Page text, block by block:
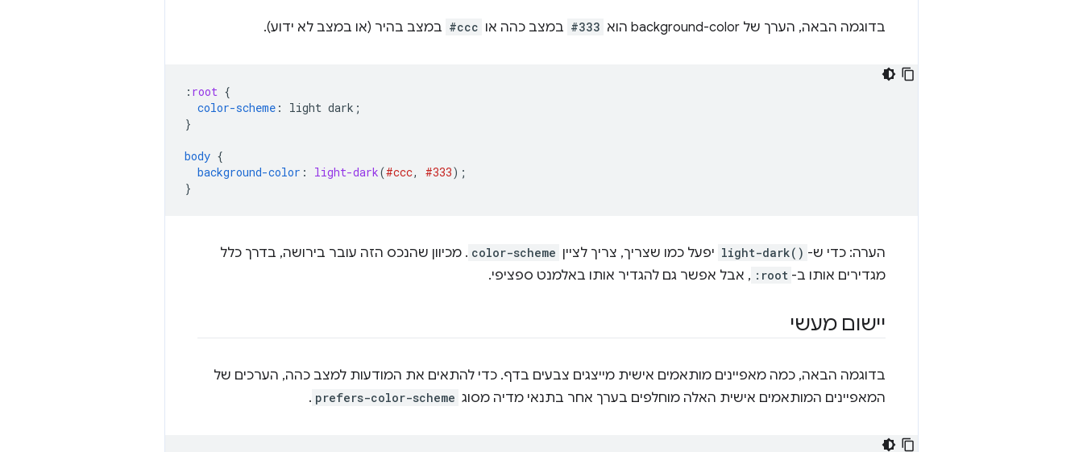
בדוגמה הבאה, הערך של background-color הוא #333 במצב כהה או #ccc במצב בהיר (או במצב לא ידוע).
: root {
color-scheme : light dark ;
}
body {
background-color : light-dark(#ccc, #333);
}
הערה: כדי ש- light-dark() יפעל כמו שצריך, צריך לציין color-scheme . מכיוון שהנכס הזה עובר בירושה, בדרך כלל
מגדירים אותו ב- :root , אבל אפשר גם להגדיר אותו באלמנט ספציפי.
יישום מעשי
בדוגמה הבאה, כמה מאפיינים מותאמים אישית מייצגים צבעים בדף. כדי להתאים את המודעות למצב כהה, הערכים של
המאפיינים המותאמים אישית האלה מוחלפים בערך אחר בתנאי מדיה מסוג prefers-color-scheme
.